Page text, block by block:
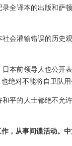
全译本的出版和萨
会灌输错误的历史
本前领导人也公开
绝对不能将自卫队
平的人士都绝不允
，从事间谍活动。